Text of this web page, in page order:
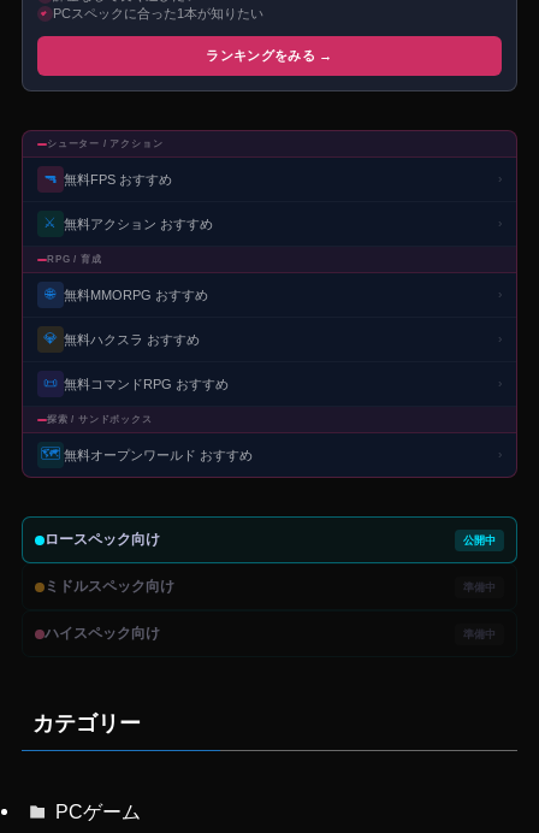
PCスペックに合った1本が知りたい
ランキングをみる →
シューター / アクション
🔫 無料FPS おすすめ ›
⚔️ 無料アクション おすすめ ›
RPG / 育成
🌐 無料MMORPG おすすめ ›
💎 無料ハクスラ おすすめ ›
📜 無料コマンドRPG おすすめ ›
探索 / サンドボックス
🗺️ 無料オープンワールド おすすめ ›
ロースペック向け 公開中
ミドルスペック向け 準備中
ハイスペック向け 準備中
カテゴリー
PCゲーム